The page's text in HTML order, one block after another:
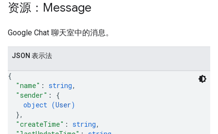
资源：Message
Google Chat 聊天室中的消息。
JSON 表示法
{
"name" : string,
"sender" : {
object (User)
},
"createTime" : string,